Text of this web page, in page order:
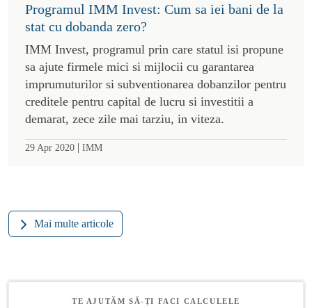
Programul IMM Invest: Cum sa iei bani de la
stat cu dobanda zero?
IMM Invest, programul prin care statul isi propune
sa ajute firmele mici si mijlocii cu garantarea
imprumuturilor si subventionarea dobanzilor pentru
creditele pentru capital de lucru si investitii a
demarat, zece zile mai tarziu, in viteza.
29 Apr 2020 | IMM
Mai multe articole
TE AJUTĂM SĂ-ȚI FACI CALCULELE